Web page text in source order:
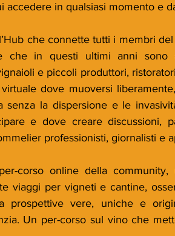
accedere in qualsiasi momento e
che connette tutti i membri
che in questi ultimi anni sono
e piccoli produttori,
dove muoversi
senza la dispersione e le
e dove creare discussioni,
professionisti, giornalisti e
corso online della
viaggi per vigneti e cantine,
prospettive vere, uniche e
Un per-corso sul vino che